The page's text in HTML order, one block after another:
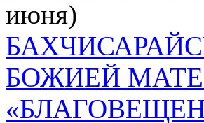
июня)
БОЖИЕЙ